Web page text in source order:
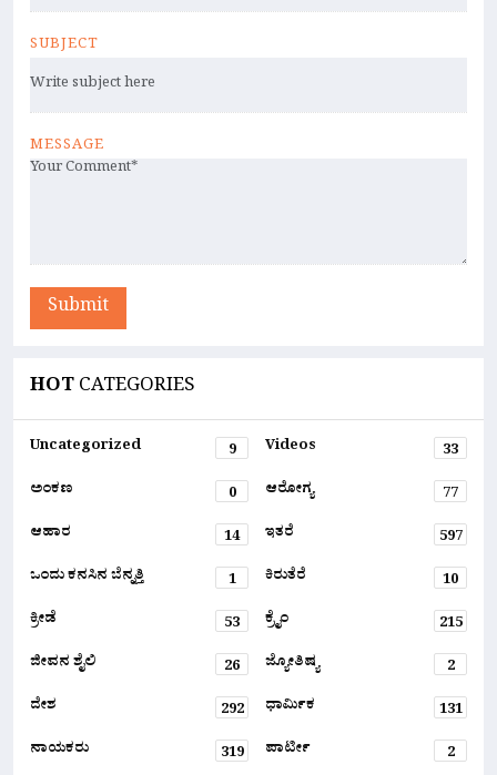
SUBJECT
MESSAGE
Submit
HOTCATEGORIES
Uncategorized 9 Videos
33
ಅಂಕಣ
0 ಆರೋಗ್ಯ
77
ಆಹಾರ
14 ಇತರೆ
597
ಒಂದು ಕನಸಿನ ಬೆನ್ನತ್ತಿ
1 ಕಿರುತೆರೆ
10
ಕ್ರೀಡೆ
53 ಕ್ರೈಂ
215
ಜೀವನ ಶೈಲಿ
26 ಜ್ಯೋತಿಷ್ಯ
2
ದೇಶ
292 ಧಾರ್ಮಿಕ
131
ನಾಯಕರು
319 ಪಾರ್ಟೀ
2